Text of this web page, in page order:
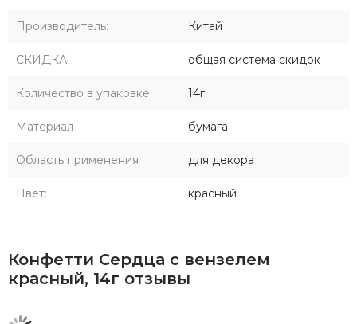
Производитель: Китай
СКИДКА общая система скидок
Количество в упаковке: 14г
Материал бумага
Область применения для декора
Цвет: красный
Конфетти Сердца с вензелем
красный, 14г отзывы